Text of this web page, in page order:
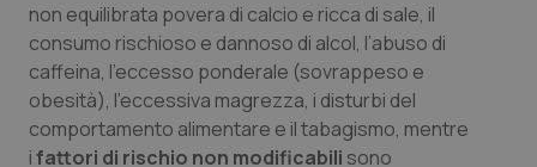
Quotidiano Chirurgia
Quotidiano Oncologia
non equilibrata povera di calcio e ricca di sale, il
consumo rischioso e dannoso di alcol, l’abuso di
caffeina, l’eccesso ponderale (sovrappeso e
obesità), l’eccessiva magrezza, i disturbi del
comportamento alimentare e il tabagismo, mentre
ifattori di rischio non modificabili sono